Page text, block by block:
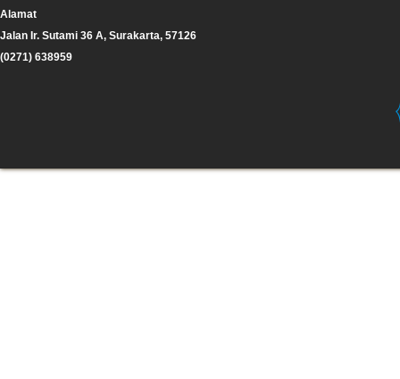
Alamat
Jalan Ir. Sutami 36 A, Surakarta, 57126
(0271) 638959